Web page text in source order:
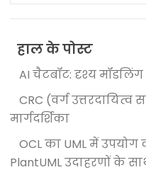
हाल के पोस्ट
AI चैटबॉट: दृश्य मॉडलिंग
CRC (वर्ग
मार्गदर्शिका
OCL का UML में उपयोग
PlantUML उदाहरणों के